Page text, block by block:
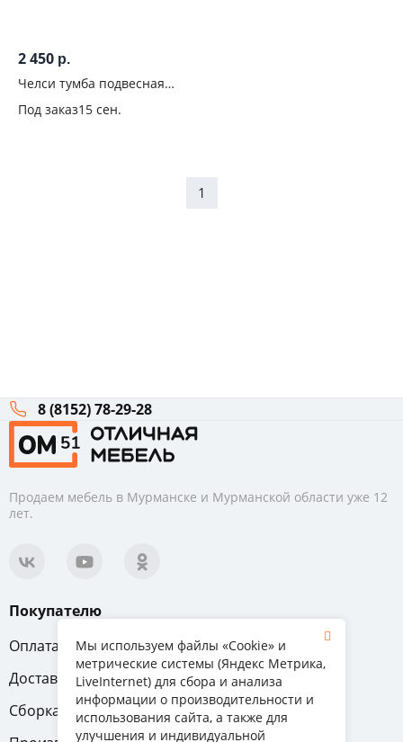
2 450 р.
Челси тумба подвесная
Под заказ15 сен.
1
8 (8152) 78-29-28
Продаем мебель в Мурманске и Мурманской области уже 12
лет.
Покупателю
Оплата
Вопрос-ответ
Доставка
Обмен и возврат
Сборка
Гарантия
Мы используем файлы «Cookie» и
метрические системы (Яндекс Метрика,
LiveInternet) для сбора и анализа
информации о производительности и
использования сайта, а также для
улучшения и индивидуальной